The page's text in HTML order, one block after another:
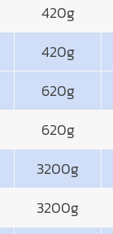
420g
420g
620g
620g
3200g
3200g